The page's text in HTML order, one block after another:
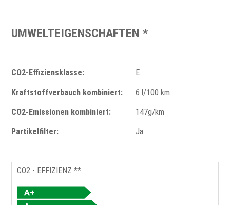
UMWELTEIGENSCHAFTEN *
CO2-Effiziensklasse: E
Kraftstoffverbauch kombiniert: 6 l/100 km
CO2-Emissionen kombiniert: 147g/km
Partikelfilter: Ja
CO2 - EFFIZIENZ **